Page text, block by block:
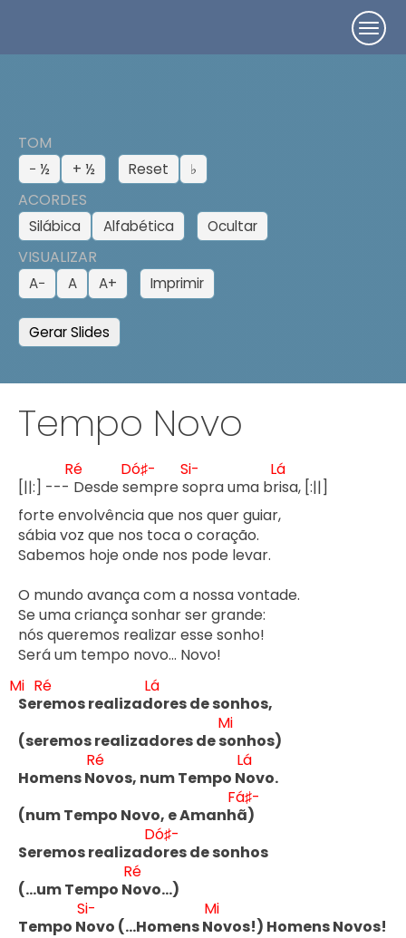
TOM
− ½ + ½ Reset ♭
ACORDES
Silábica Alfabética Ocultar
VISUALIZAR
A− A A+ Imprimir
Gerar Slides
Tempo Novo
[||:] ---
Ré
Desde s
Dó♯-
empre s
Si-
opra uma br
Lá
isa, [:||]
forte envolvência que nos quer guiar,
sábia voz que nos toca o coração.
Sabemos hoje onde nos pode levar.
O mundo avança com a nossa vontade.
Se uma criança sonhar ser grande:
nós queremos realizar esse sonho!
Será um tempo novo... Novo!
Mi
Ser
Ré
emos realizad
Lá
ores de sonhos,
(seremos realizadores de s
Mi
onhos)
Homens N
Ré
ovos, num Tempo N
Lá
ovo.
(num Tempo Novo, e Amanh
Fá♯-
ã)
Seremos realizad
Dó♯-
ores de sonhos
(...um Tempo N
Ré
ovo...)
Tempo N
Si-
ovo (...Homens N
Mi
ovos!) Homens Novos!